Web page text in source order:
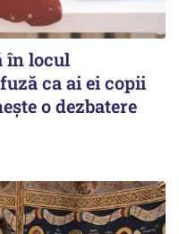
în locul
ca ai ei copii
o dezbatere